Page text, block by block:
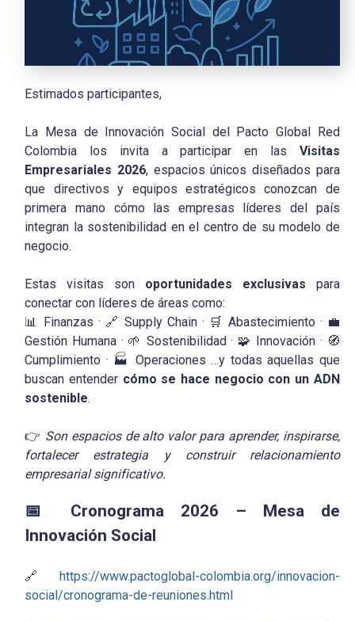
Estimados participantes,
La Mesa de Innovación Social del Pacto Global Red
Colombia los invita a participar en las Visitas
Empresariales 2026, espacios únicos diseñados para
que directivos y equipos estratégicos conozcan de
primera mano cómo las empresas líderes del país
integran la sostenibilidad en el centro de su modelo de
negocio.
Estas visitas son oportunidades exclusivas para
conectar con líderes de áreas como:
📊 Finanzas · 🔗 Supply Chain · 🛒 Abastecimiento · 💼
Gestión Humana · 🌱 Sostenibilidad · 🧩 Innovación · 🧭
Cumplimiento · 🏭 Operaciones …y todas aquellas que
buscan entender cómo se hace negocio con un ADN
sostenible.
👉 Son espacios de alto valor para aprender, inspirarse,
fortalecer estrategia y construir relacionamiento
empresarial significativo.
📅 Cronograma 2026 – Mesa de
Innovación Social
🔗 https://www.pactoglobal-colombia.org/innovacion-
social/cronograma-de-reuniones.html